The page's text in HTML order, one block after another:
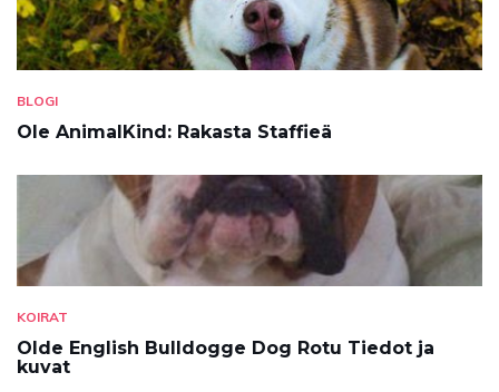
BLOGI
Ole AnimalKind: Rakasta Staffieä
KOIRAT
Olde English Bulldogge Dog Rotu Tiedot ja
kuvat